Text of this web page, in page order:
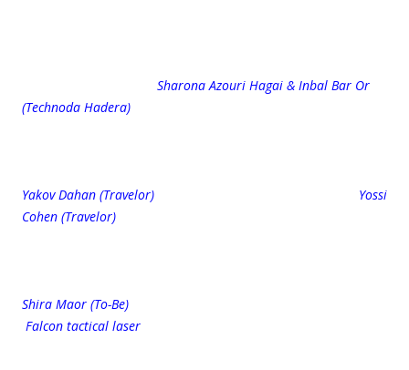
Sharona Azouri Hagai & Inbal Bar Or
(Technoda Hadera)
Yakov Dahan (Travelor) Yossi
Cohen (Travelor)
Shira Maor (To-Be)
Falcon tactical laser